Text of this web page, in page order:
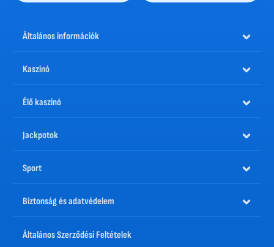
Általános információk
Kaszinó
Élő kaszinó
Jackpotok
Sport
Biztonság és adatvédelem
Általános Szerződési Feltételek